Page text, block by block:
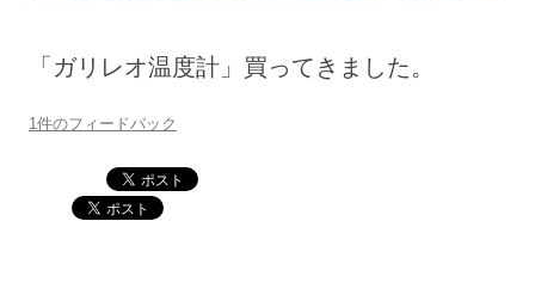
「ガリレオ温度計」買ってきました。
1件のフィードバック